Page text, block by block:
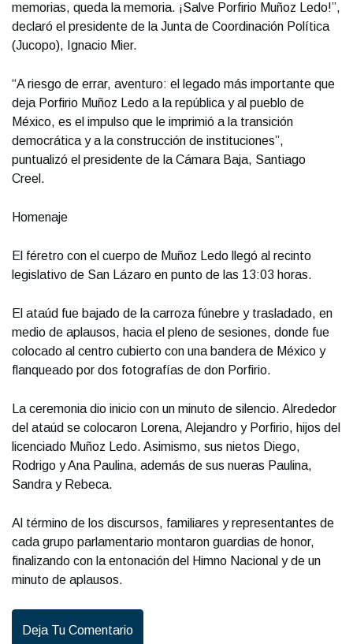
memorias, queda la memoria. ¡Salve Porfirio Muñoz Ledo!”,
declaró el presidente de la Junta de Coordinación Política
(Jucopo), Ignacio Mier.
“A riesgo de errar, aventuro: el legado más importante que
deja Porfirio Muñoz Ledo a la república y al pueblo de
México, es el impulso que le imprimió a la transición
democrática y a la construcción de instituciones”,
puntualizó el presidente de la Cámara Baja, Santiago
Creel.
Homenaje
El féretro con el cuerpo de Muñoz Ledo llegó al recinto
legislativo de San Lázaro en punto de las 13:03 horas.
El ataúd fue bajado de la carroza fúnebre y trasladado, en
medio de aplausos, hacia el pleno de sesiones, donde fue
colocado al centro cubierto con una bandera de México y
flanqueado por dos fotografías de don Porfirio.
La ceremonia dio inicio con un minuto de silencio. Alrededor
del ataúd se colocaron Lorena, Alejandro y Porfirio, hijos del
licenciado Muñoz Ledo. Asimismo, sus nietos Diego,
Rodrigo y Ana Paulina, además de sus nueras Paulina,
Sandra y Rebeca.
Al término de los discursos, familiares y representantes de
cada grupo parlamentario montaron guardias de honor,
finalizando con la entonación del Himno Nacional y de un
minuto de aplausos.
Deja Tu Comentario